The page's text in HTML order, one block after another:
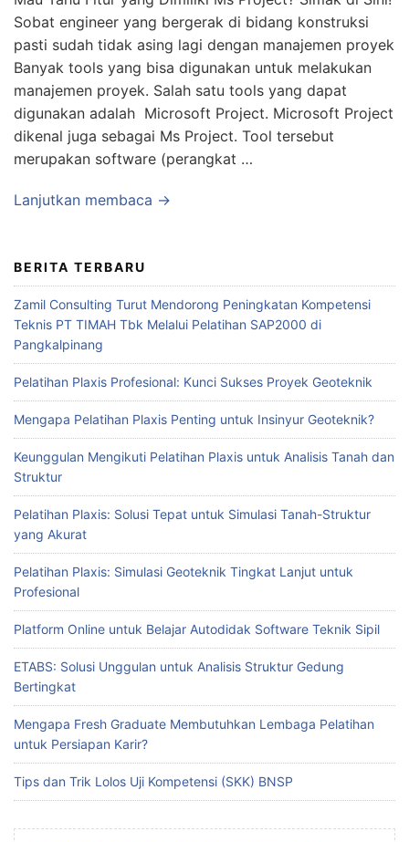
Sobat engineer yang bergerak di bidang konstruksi
pasti sudah tidak asing lagi dengan manajemen proyek
Banyak tools yang bisa digunakan untuk melakukan
manajemen proyek. Salah satu tools yang dapat
digunakan adalah Microsoft Project. Microsoft Project
dikenal juga sebagai Ms Project. Tool tersebut
merupakan software (perangkat …
Lanjutkan membaca →
BERITA TERBARU
Zamil Consulting Turut Mendorong Peningkatan Kompetensi
Teknis PT TIMAH Tbk Melalui Pelatihan SAP2000 di
Pangkalpinang
Pelatihan Plaxis Profesional: Kunci Sukses Proyek Geoteknik
Mengapa Pelatihan Plaxis Penting untuk Insinyur Geoteknik?
Keunggulan Mengikuti Pelatihan Plaxis untuk Analisis Tanah dan
Struktur
Pelatihan Plaxis: Solusi Tepat untuk Simulasi Tanah-Struktur
yang Akurat
Pelatihan Plaxis: Simulasi Geoteknik Tingkat Lanjut untuk
Profesional
Platform Online untuk Belajar Autodidak Software Teknik Sipil
ETABS: Solusi Unggulan untuk Analisis Struktur Gedung
Bertingkat
Mengapa Fresh Graduate Membutuhkan Lembaga Pelatihan
untuk Persiapan Karir?
Tips dan Trik Lolos Uji Kompetensi (SKK) BNSP